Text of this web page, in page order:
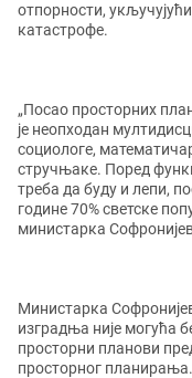
отпорности,
катастрофе.
„Посао просторних
је неопходан
социологе,
стручњаке. Поред
треба да буду и лепи,
године 70% светске
министарка
Министарка
изградња није могућа
просторни планови
просторног